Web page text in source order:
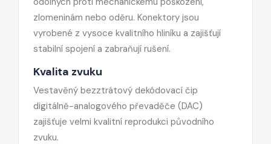
zlomeninám nebo oděru. Konektory jsou
vyrobené z vysoce kvalitního hliníku a zajišťují
stabilní spojení a zabraňují rušení.
Kvalita zvuku
Vestavěný bezztrátový dekódovací čip
digitálně-analogového převaděče (DAC)
zajišťuje velmi kvalitní reprodukci původního
zvuku.